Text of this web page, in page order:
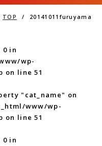
TOP / 20141011furuyama
0 in
wp-
on line51
"cat_name" on
www/wp-
on line51
0 in